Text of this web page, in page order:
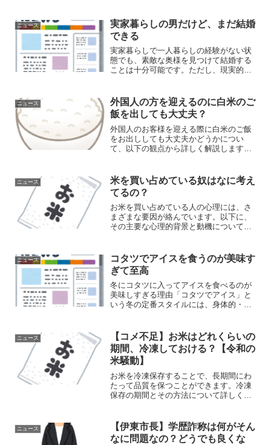
ニュース
実家暮らしの男だけど、まだ結婚
できる
実家暮らしで一人暮らしの経験がない状
態でも、素敵な奥様を見つけて結婚する
ことは十分可能です。ただし、現実的な
婚相手が求める条件の理解結婚相手が一
人暮らし経験をど...
ニュース
外国人の方を迎えるのに白米のご
飯を出しても大丈夫？
外国人のお客様を迎える際に白米のご飯
をお出ししても大丈夫かどうかについ
て、以下の観点から詳しく解説します。
中立的なため、さまざまな料理と合わせ
やすいです。このた...
ニュース
米を買い占めている奴はなに考え
てるの？
お米を買い占めている人の心理には、さ
まざまな要因が絡んでいます。以下に、
その主要な心理的背景と動機について詳
やパンデミックなどの予期しない事態が
発生すると、...
ニュース
コタツでアイスを食うのが美味す
ぎて至高
冬にコタツに入ってアイスを食べるのが
美味しすぎる理由「コタツでアイス」と
いう冬の定番スタイルには、身体的・心
があります。この食べ方が美味しすぎる
理由を詳しく解説します。...
ニュース
【コメ不足】お米はどれくらいの
期間、冷凍しておける？【令和の
米騒動】
お米を冷凍保存することで、長期間にわ
たって品質を保つことができます。冷凍
保存の期間とその方法について詳しく解
年程度品質を保つことができます。適切
に保存すれば...
ニュース
【伊東市長】学歴詐称は何がそん
なに問題なの？どうでも良くな